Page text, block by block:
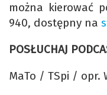
można kierować
940, dostępny na
POSŁUCHAJ
MaTo / TSpi / opr.